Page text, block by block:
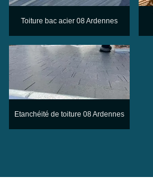
Toiture bac acier 08 Ardennes
Etanchéité de toiture 08 Ardennes